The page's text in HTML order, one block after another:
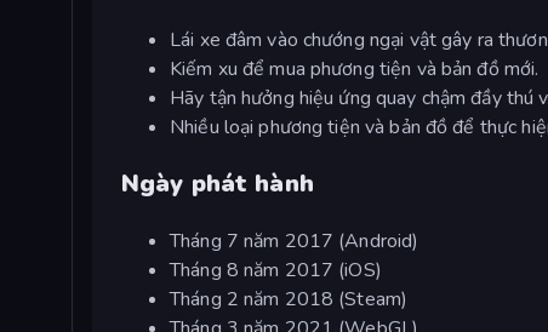
Lái xe đâm vào chướng ngại vật gây ra
Kiếm xu để mua phương tiện và bản đồ mới.
Hãy tận hưởng hiệu ứng quay chậm đầy thú
Nhiều loại phương tiện và bản đồ để thực
Ngày phát hành
Tháng 7 năm 2017 (Android)
Tháng 8 năm 2017 (iOS)
Tháng 2 năm 2018 (Steam)